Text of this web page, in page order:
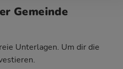
Gemeinde
Unterlagen. Um dir die